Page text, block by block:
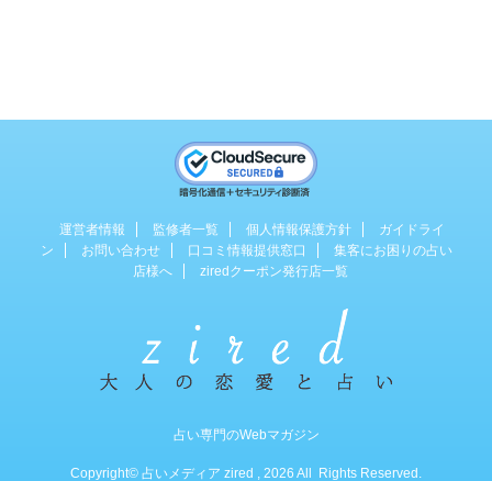
運営者情報 監修者一覧 個人情報保護方針
ガイドライ
ン
お問い合わせ 口コミ情報提供窓口
集客にお困りの占い
店様へ
ziredクーポン発行店一覧
占い専門のWebマガジン
Copyright© 占いメディア zired , 2026 All Rights Reserved.